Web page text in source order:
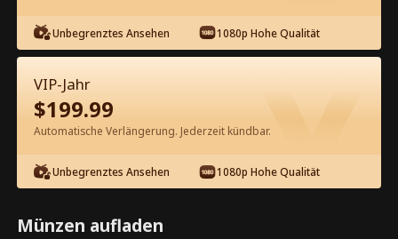
Episode 92 - Im Handumdrehen
verheiratet Kompletter Film
0-49 50-93
89 90 91 92 93
Unbegrenztes Ansehen 1080p Hohe Qualität
VIP-Jahr
$199.99
Automatische Verlängerung. Jederzeit kündbar.
Unbegrenztes Ansehen 1080p Hohe Qualität
Münzen aufladen